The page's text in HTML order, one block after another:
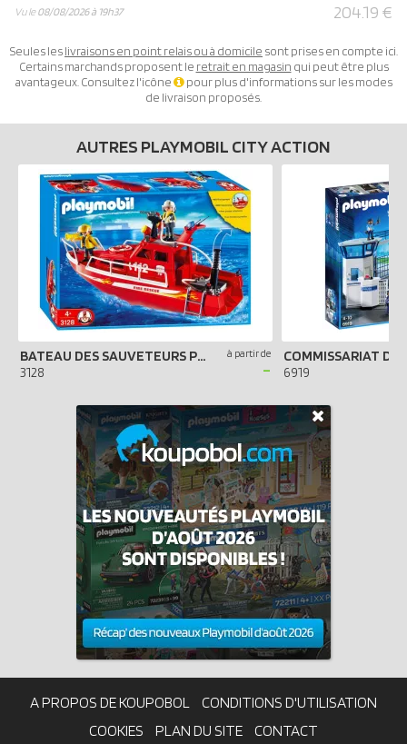
Vu le08/08/2026 à 19h37 204.19 €
Seules leslivraisons en point relais ou à domicile sont prises en compte ici.
Certains marchands proposent le retrait en magasin qui peut être plus
avantageux. Consultez l'icône
pour plus d'informations sur les modes
de livraison proposés.
AUTRES PLAYMOBIL CITY ACTION
BATEAU DES SAUVETEURS POMPIERS
3128
à partir de
- 6919
A PROPOS DE KOUPOBOL
CONDITIONS D'UTILISATION
COOKIES
PLAN DU SITE CONTACT